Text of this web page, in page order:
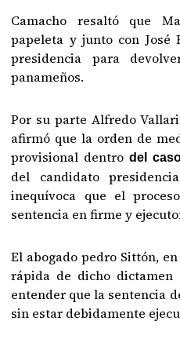
Camacho resaltó que
papeleta y junto con
presidencia para
panameños.
Por su parte Alfredo
afirmó que la orden de
provisional dentrodel
del candidato
inequívoca que el
sentencia en firme y
El abogado pedro Sittón,
rápida de dicho
entender que la sentencia
sin estar debidamente